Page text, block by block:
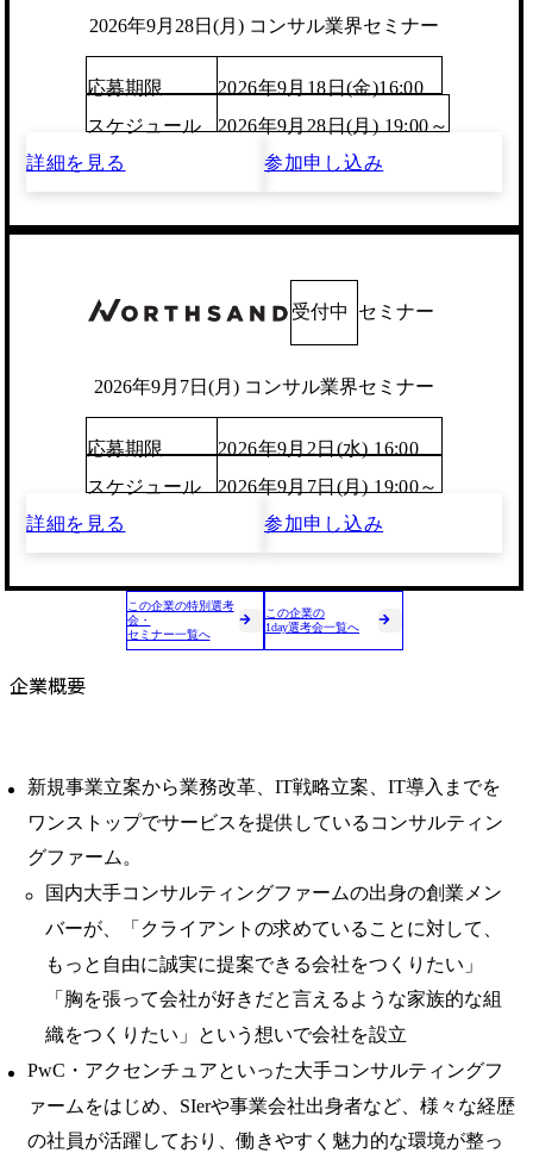
2026年9月28日(月) コンサル業界セミナー
応募期限
2026年9月18日(金)16:00
スケジュール
2026年9月28日(月) 19:00～
詳細を見る
参加申し込み
受付中 セミナー
2026年9月7日(月) コンサル業界セミナー
応募期限
2026年9月2日(水) 16:00
スケジュール
2026年9月7日(月) 19:00～
詳細を見る
参加申し込み
この企業の特別選考
会・
セミナー一覧へ
この企業の
1day選考会一覧へ
企業概要
新規事業立案から業務改革、IT戦略立案、IT導入までを
ワンストップでサービスを提供しているコンサルティン
グファーム。
国内大手コンサルティングファームの出身の創業メン
バーが、「クライアントの求めていることに対して、
もっと自由に誠実に提案できる会社をつくりたい」
「胸を張って会社が好きだと言えるような家族的な組
織をつくりたい」という想いで会社を設立
PwC・アクセンチュアといった大手コンサルティングフ
ァームをはじめ、SIerや事業会社出身者など、様々な経歴
の社員が活躍しており、働きやすく魅力的な環境が整っ